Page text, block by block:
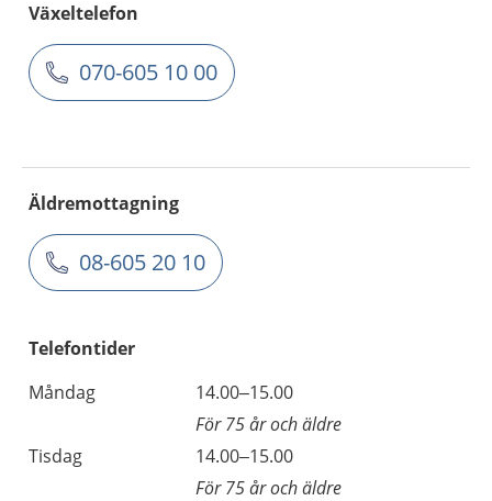
Växeltelefon
070-605 10 00
Äldremottagning
08-605 20 10
Telefontider
Måndag
14.00–15.00
För 75 år och äldre
Tisdag
14.00–15.00
För 75 år och äldre